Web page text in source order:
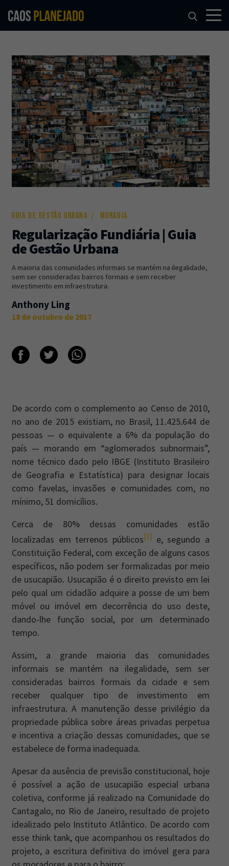
NewsletterCaos Planejado
Inscreva-se na newsletter do Caos Planejado e
receba todas as nossas novidades.
INSCREVER-SE
GUIA DE GESTÃO URBANA MORADIA
Regularização Fundiária | Guia
de Gestão Urbana
A maioria das comunidades informais se mantém na ilegalidade,
sem ser consideradas bairros formais e sem receber
investimento em infraestrutura.
Anthony Ling
18 de outubro de 2017
De acordo com o complemento ao Censo de 2010,
no ano de 2015 existiam, no Brasil, 11.425.644 de
pessoas — o equivalente a 6% da população do
país — morando em “aglomerados subnormais”,
nome técnico dado pelo IBGE (Instituto Brasileiro
de Geografia e Estatística) para designar locais
como favelas, invasões e comunidades com, no
mínimo, 51 domicílios.
Cerca de 80% dessas comunidades estão
localizadas em terrenos públicos[1] e, segundo a
Constituição Federal, com exceção de alguns casos
específicos, não podem ser formalizadas por meio
de usucapião. Usucapião é o direito previsto em lei
pelo qual um cidadão adquire a posse de um bem
móvel ou imóvel em decorrência do uso deste,
dando-lhe função social, por um determinado
tempo.
Assim, a grande maioria das comunidades
informais se mantém na ilegalidade, sem ser
consideradas bairros formais da cidade e sem
receber qualquer tipo de investimento em
infraestrutura. A manutenção desse privilégio da
propriedade pública sobre áreas privadas perpetua
e incentiva a criação dessas comunidades, que se
estabelece de forma inadequada.
Apesar da ausência de previsão constitucional, hoje
é possível a ação de usucapião especial urbana
coletiva, conforme já realizado na Comunidade do
Cantagalo, no Rio de Janeiro, resultado de projeto
idealizado pelo Instituto Atlântico. De acordo com
esse think tank, que acompanhou os resultados do
projeto, a escritura definitiva do imóvel gera para